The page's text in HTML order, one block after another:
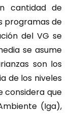
cantidad de
programas de
del VG se
se asume
son los
de los niveles
considera que
(Iga),